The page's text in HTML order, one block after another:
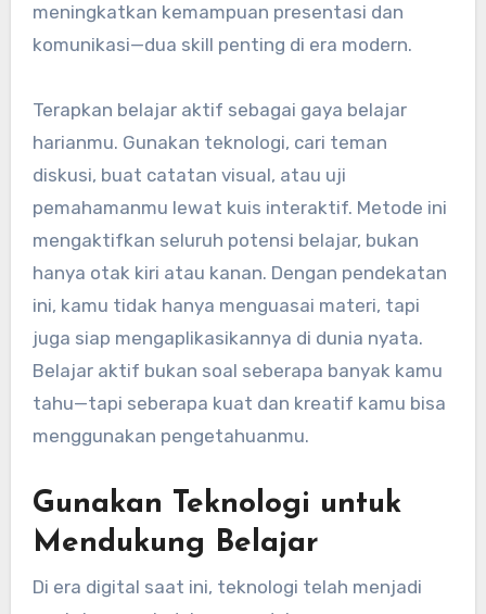
meningkatkan kemampuan presentasi dan
komunikasi—dua skill penting di era modern.
Terapkan belajar aktif sebagai gaya belajar
harianmu. Gunakan teknologi, cari teman
diskusi, buat catatan visual, atau uji
pemahamanmu lewat kuis interaktif. Metode ini
mengaktifkan seluruh potensi belajar, bukan
hanya otak kiri atau kanan. Dengan pendekatan
ini, kamu tidak hanya menguasai materi, tapi
juga siap mengaplikasikannya di dunia nyata.
Belajar aktif bukan soal seberapa banyak kamu
tahu—tapi seberapa kuat dan kreatif kamu bisa
menggunakan pengetahuanmu.
Gunakan Teknologi untuk
Mendukung Belajar
Di era digital saat ini, teknologi telah menjadi